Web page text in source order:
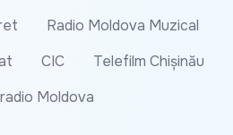
Radio Moldova Muzical
CIC
Telefilm Chișinău
Moldova